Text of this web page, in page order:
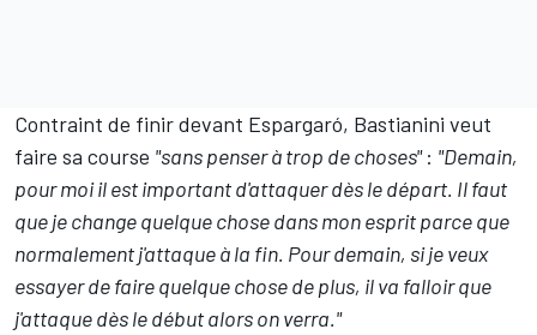
Contraint de finir devant Espargaró, Bastianini veut
faire sa course "sans penser à trop de choses": "Demain,
pour moi il est important d'attaquer dès le départ. Il faut
que je change quelque chose dans mon esprit parce que
normalement j'attaque à la fin. Pour demain, si je veux
essayer de faire quelque chose de plus, il va falloir que
j'attaque dès le début alors on verra."